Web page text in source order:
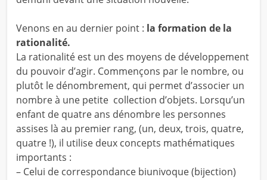
Venons en au dernier point : la formation de la
rationalité.
La rationalité est un des moyens de développement
du pouvoir d’agir. Commençons par le nombre, ou
plutôt le dénombrement, qui permet d’associer un
nombre à une petite collection d’objets. Lorsqu’un
enfant de quatre ans dénombre les personnes
assises là au premier rang, (un, deux, trois, quatre,
quatre !), il utilise deux concepts mathématiques
importants :
– Celui de correspondance biunivoque (bijection)